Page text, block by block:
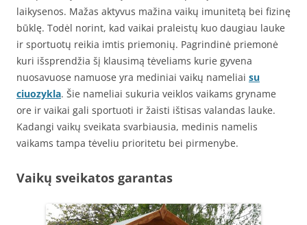
laikysenos. Mažas aktyvus mažina vaikų imunitetą bei fizinę
būklę. Todėl norint, kad vaikai praleistų kuo daugiau lauke
ir sportuotų reikia imtis priemonių. Pagrindinė priemonė
kuri išsprendžia šį klausimą tėveliams kurie gyvena
nuosavuose namuose yra mediniai vaikų nameliai su
ciuozykla. Šie nameliai sukuria veiklos vaikams gryname
ore ir vaikai gali sportuoti ir žaisti ištisas valandas lauke.
Kadangi vaikų sveikata svarbiausia, medinis namelis
vaikams tampa tėveliu prioritetu bei pirmenybe.
Vaikų sveikatos garantas